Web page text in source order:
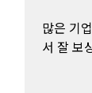
많은 기
서 잘 보